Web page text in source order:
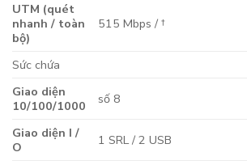
UTM (quét
nhanh / toàn
bộ)
515 Mbps / †
Sức chứa
Giao diện
10/100/1000
số 8
Giao diện I /
O
1 SRL / 2 USB